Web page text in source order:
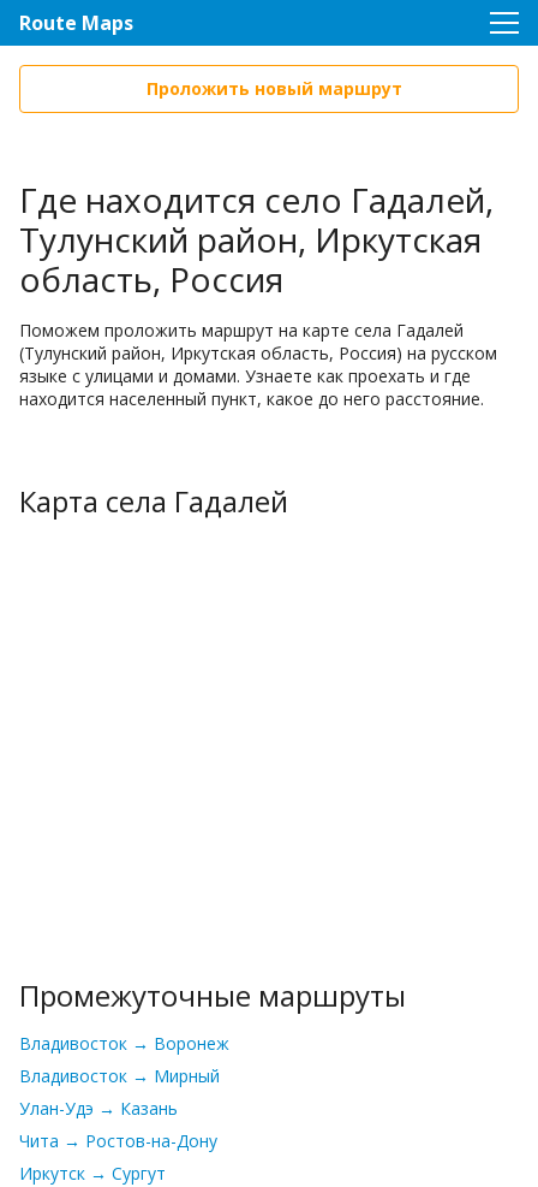
Route Maps
Проложить новый маршрут
Где находится село Гадалей,
Тулунский район, Иркутская
область, Россия
Поможем проложить маршрут на карте села Гадалей
(Тулунский район, Иркутская область, Россия) на русском
языке с улицами и домами. Узнаете как проехать и где
находится населенный пункт, какое до него расстояние.
Карта села Гадалей
Промежуточные маршруты
Владивосток → Воронеж
Владивосток → Мирный
Улан-Удэ → Казань
Чита → Ростов-на-Дону
Иркутск → Сургут